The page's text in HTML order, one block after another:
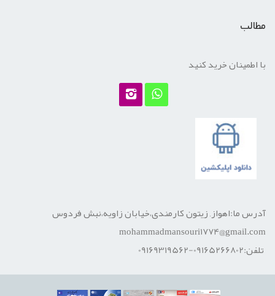
مطالب
با اطمینان خرید کنید
آدرس ما:اهواز, زیتون کارمندی،خیابان زاویه،نبش فردوس
mohammadmansouri1774@gmail.com
تلفن:09165266802-09169319562